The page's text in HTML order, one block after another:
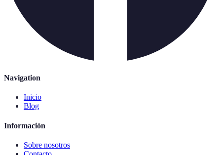
Navigation
Inicio
Blog
Información
Sobre nosotros